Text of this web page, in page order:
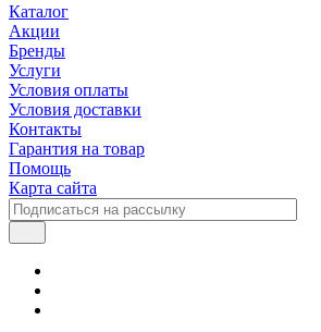
Каталог
Акции
Бренды
Услуги
Условия оплаты
Условия доставки
Контакты
Гарантия на товар
Помощь
Карта сайта